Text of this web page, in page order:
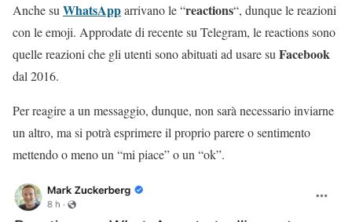
Anche su WhatsApparrivano le “reactions“, dunque le reazioni
con le emoji. Approdate di recente su Telegram, le reactions sono
quelle reazioni che gli utenti sono abituati ad usare su Facebook
dal 2016.
Per reagire a un messaggio, dunque, non sarà necessario inviarne
un altro, ma si potrà esprimere il proprio parere o sentimento
mettendo o meno un “mi piace” o un “ok”.